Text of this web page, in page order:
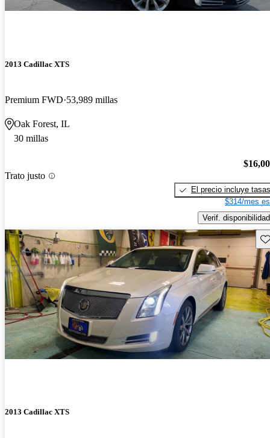
2013 Cadillac XTS
Premium FWD 53,989 millas
Oak Forest, IL
30 millas
Trato justo
El precio incluye tasas
$314/mes
Verif. disponibilidad
2013 Cadillac XTS